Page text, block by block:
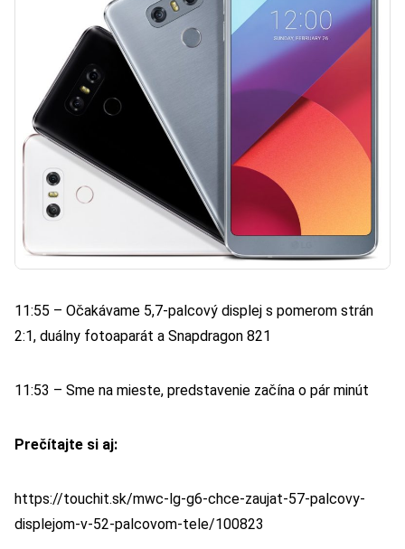
11:55 – Očakávame 5,7-palcový displej s pomerom strán
2:1, duálny fotoaparát a Snapdragon 821
11:53 – Sme na mieste, predstavenie začína o pár minút
Prečítajte si aj:
https://touchit.sk/mwc-lg-g6-chce-zaujat-57-palcovy-
displejom-v-52-palcovom-tele/100823